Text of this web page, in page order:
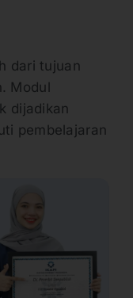
dari tujuan
Modul
dijadikan
pembelajaran